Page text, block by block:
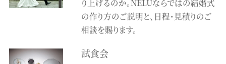
り上げるのか。NELUならではの結婚式
の作り方のご説明と、日程・見積りのご
相談を賜ります。
試食会